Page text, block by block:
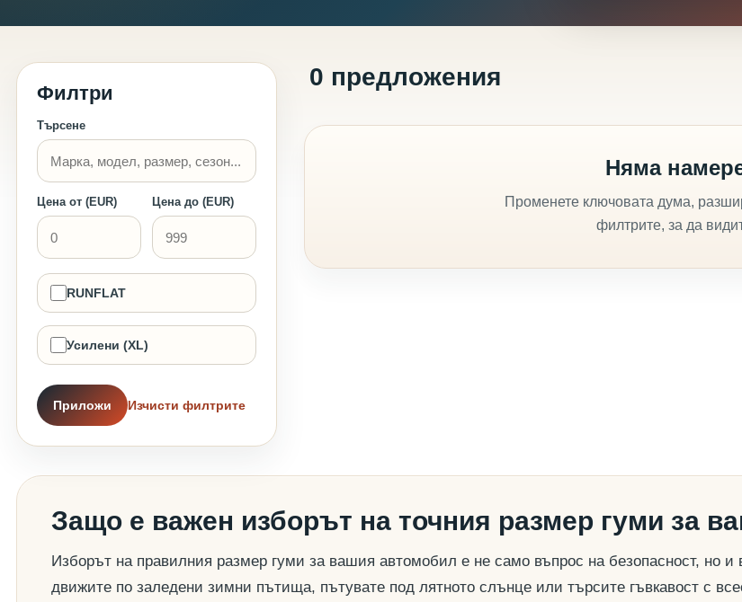
Филтри
Търсене
Цена от (EUR) Цена до (EUR)
RUNFLAT
Усилени (XL)
Приложи Изчисти филтрите
0 предложения
Няма
Променете ключовата дума,
филтрите, за да
Защо е важен изборът на точния размер гуми за
Изборът на правилния размер гуми за вашия автомобил е не само въпрос на безопасност,
движите по заледени зимни пътища, пътувате под лятното слънце или търсите гъвкавост с